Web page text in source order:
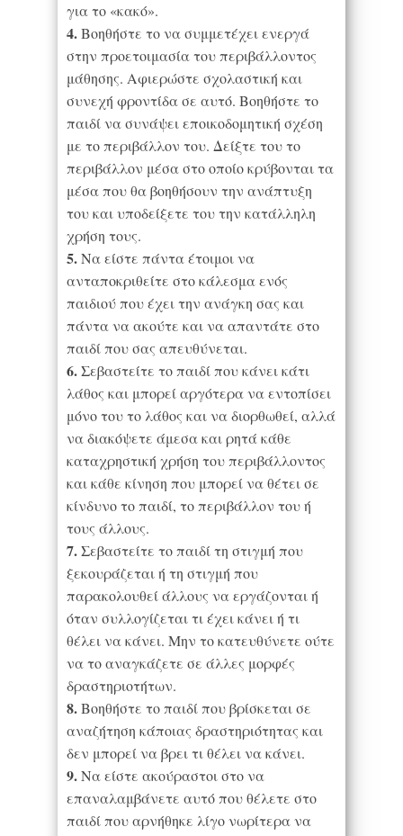
για το «κακό».
4.Βοηθήστε το να συμμετέχει ενεργά
στην προετοιμασία του περιβάλλοντος
μάθησης. Αφιερώστε σχολαστική και
συνεχή φροντίδα σε αυτό. Βοηθήστε το
παιδί να συνάψει εποικοδομητική σχέση
με το περιβάλλον του. Δείξτε του το
περιβάλλον μέσα στο οποίο κρύβονται τα
μέσα που θα βοηθήσουν την ανάπτυξη
του και υποδείξετε του την κατάλληλη
χρήση τους.
5.Να είστε πάντα έτοιμοι να
ανταποκριθείτε στο κάλεσμα ενός
παιδιού που έχει την ανάγκη σας και
πάντα να ακούτε και να απαντάτε στο
παιδί που σας απευθύνεται.
6.Σεβαστείτε το παιδί που κάνει κάτι
λάθος και μπορεί αργότερα να εντοπίσει
μόνο του το λάθος και να διορθωθεί, αλλά
να διακόψετε άμεσα και ρητά κάθε
καταχρηστική χρήση του περιβάλλοντος
και κάθε κίνηση που μπορεί να θέτει σε
κίνδυνο το παιδί, το περιβάλλον του ή
τους άλλους.
7.Σεβαστείτε το παιδί τη στιγμή που
ξεκουράζεται ή τη στιγμή που
παρακολουθεί άλλους να εργάζονται ή
όταν συλλογίζεται τι έχει κάνει ή τι
θέλει να κάνει. Μην το κατευθύνετε ούτε
να το αναγκάζετε σε άλλες μορφές
δραστηριοτήτων.
8.Βοηθήστε το παιδί που βρίσκεται σε
αναζήτηση κάποιας δραστηριότητας και
δεν μπορεί να βρει τι θέλει να κάνει.
9.Να είστε ακούραστοι στο να
επαναλαμβάνετε αυτό που θέλετε στο
παιδί που αρνήθηκε λίγο νωρίτερα να